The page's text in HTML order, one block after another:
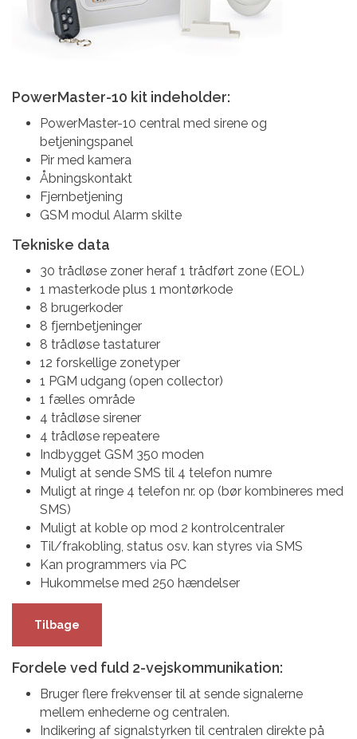
PowerMaster-10 kit indeholder:
PowerMaster-10 central med sirene og
betjeningspanel
Pir med kamera
Åbningskontakt
Fjernbetjening
GSM modul Alarm skilte
Tekniske data
30 trådløse zoner heraf 1 trådført zone (EOL)
1 masterkode plus 1 montørkode
8 brugerkoder
8 fjernbetjeninger
8 trådløse tastaturer
12 forskellige zonetyper
1 PGM udgang (open collector)
1 fælles område
4 trådløse sirener
4 trådløse repeatere
Indbygget GSM 350 moden
Muligt at sende SMS til 4 telefon numre
Muligt at ringe 4 telefon nr. op (bør kombineres med
SMS)
Muligt at koble op mod 2 kontrolcentraler
Til/frakobling, status osv. kan styres via SMS
Kan programmers via PC
Hukommelse med 250 hændelser
Tilbage
Fordele ved fuld 2-vejskommunikation:
Bruger flere frekvenser til at sende signalerne
mellem enhederne og centralen.
Indikering af signalstyrken til centralen direkte på